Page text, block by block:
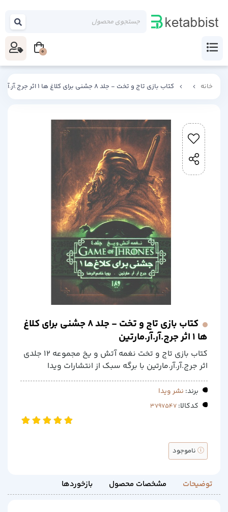
خانه کتاب بازی تاج و تخت - جلد 8 جشنی برای کلاغ ها 1 اثر جرج.آر.آر.مارتین
کتاب بازی تاج و تخت - جلد 8 جشنی برای کلاغ
ها 1 اثر جرج.آر.آر.مارتین
کتاب بازی تاج و تخت نغمه آتش و یخ مجموعه 12 جلدی
اثر جرج.آر.آر.مارتین با برگه سبک از انتشارات ویدا
برند: نشر ویدا
کدکالا:
ناموجود
توضیحات مشخصات محصول بازخوردها
0